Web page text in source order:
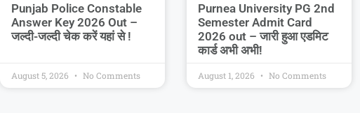
Punjab Police Constable
Answer Key 2026 Out –
जल्दी-जल्दी चेक करें यहां से !
August 5, 2026 No Comments
Purnea University PG 2nd
Semester Admit Card
2026 out – जारी हुआ एडमिट
कार्ड अभी अभी!
August 1, 2026 No Comments